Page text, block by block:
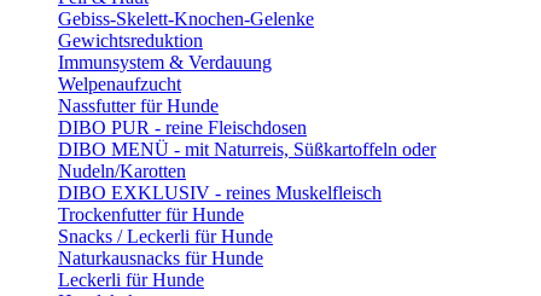
Gebiss-Skelett-Knochen-Gelenke
Gewichtsreduktion
Immunsystem & Verdauung
Welpenaufzucht
Nassfutter für Hunde
DIBO PUR - reine Fleischdosen
DIBO MENÜ - mit Naturreis, Süßkartoffeln oder
Nudeln/Karotten
DIBO EXKLUSIV - reines Muskelfleisch
Trockenfutter für Hunde
Snacks / Leckerli für Hunde
Naturkausnacks für Hunde
Leckerli für Hunde